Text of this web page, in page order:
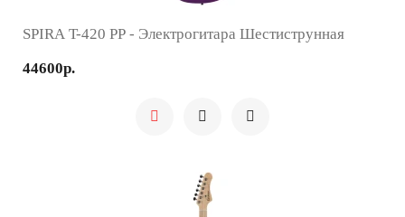
SPIRA T-420 PP - Электрогитара Шестиструнная
44600р.